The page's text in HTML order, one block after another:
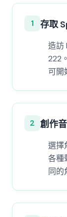
1 存取
造訪
222
可開
2 創作
選擇
各種
同的